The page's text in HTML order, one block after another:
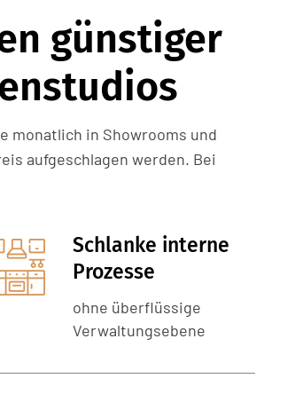
günstiger
monatlich in Showrooms und
aufgeschlagen werden. Bei
Schlanke interne
Prozesse
ohne überflüssige
Verwaltungsebene